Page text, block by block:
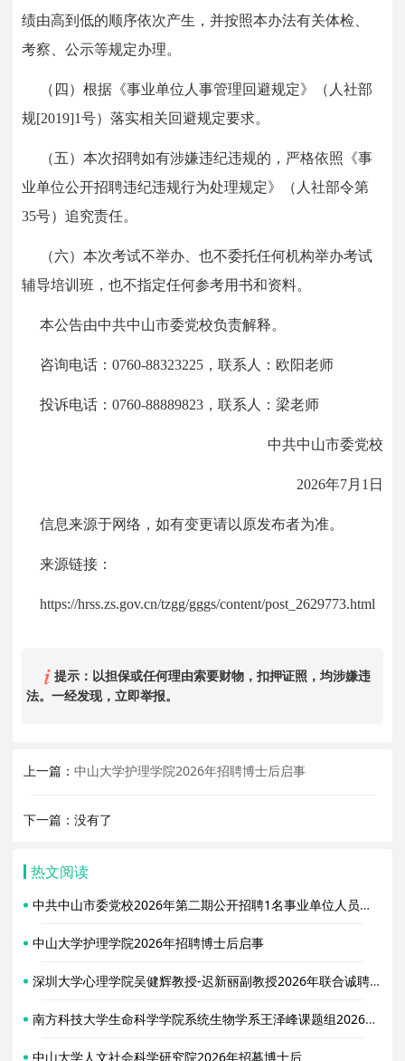
绩由高到低的顺序依次产生，并按照本办法有关体检、
考察、公示等规定办理。
（四）根据《事业单位人事管理回避规定》（人社部
规[2019]1号）落实相关回避规定要求。
（五）本次招聘如有涉嫌违纪违规的，严格依照《事
业单位公开招聘违纪违规行为处理规定》（人社部令第
35号）追究责任。
（六）本次考试不举办、也不委托任何机构举办考试
辅导培训班，也不指定任何参考用书和资料。
本公告由中共中山市委党校负责解释。
咨询电话：0760-88323225，联系人：欧阳老师
投诉电话：0760-88889823，联系人：梁老师
中共中山市委党校
2026年7月1日
信息来源于网络，如有变更请以原发布者为准。
来源链接：
https://hrss.zs.gov.cn/tzgg/gggs/content/post_2629773.html
提示：以担保或任何理由索要财物，扣押证照，均涉嫌违
法。一经发现，立即举报。
上一篇：中山大学护理学院2026年招聘博士后启事
下一篇：没有了
热文阅读
中共中山市委党校2026年第二期公开招聘1名事业单位人员公告
中山大学护理学院2026年招聘博士后启事
深圳大学心理学院吴健辉教授-迟新丽副教授2026年联合诚聘1名博士后
南方科技大学生命科学学院系统生物学系王泽峰课题组2026年招聘启事
中山大学人文社会科学研究院2026年招募博士后